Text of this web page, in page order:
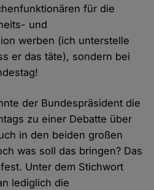
für die
und
werben (ich unterstelle
er das täte), sondern bei
der Bundespräsident die
zu einer Debatte über
in den beiden großen
was soll das bringen? Das
Unter dem Stichwort
lediglich die